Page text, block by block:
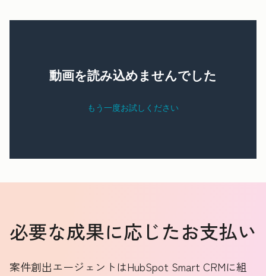
必要な成果に応じたお支払い
案件創出エージェントはHubSpot Smart CRMに組